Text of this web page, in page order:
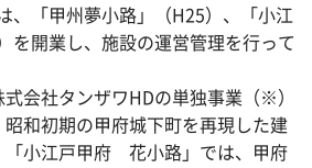
、「甲州夢小路」（H25）、「小江
を開業し、施設の運営管理を行って
式会社タンザワHDの単独事業（※）
和初期の甲府城下町を再現した建
「小江戸甲府 花小路」では、甲府